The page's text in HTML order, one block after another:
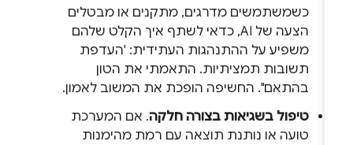
כשמשתמשים מדרגים, מתקנים או מבטלים
הצעה של AI, כדאי לשתף איך הקלט שלהם
משפיע על ההתנהגות העתידית: 'העדפת
תשובות תמציתיות. התאמתי את הטון
בהתאם". החשיפה הופכת את המשוב לאמון.
טיפול בשגיאות בצורה חלקה. אם המערכת
טועה או נותנת תוצאה עם רמת מהימנות